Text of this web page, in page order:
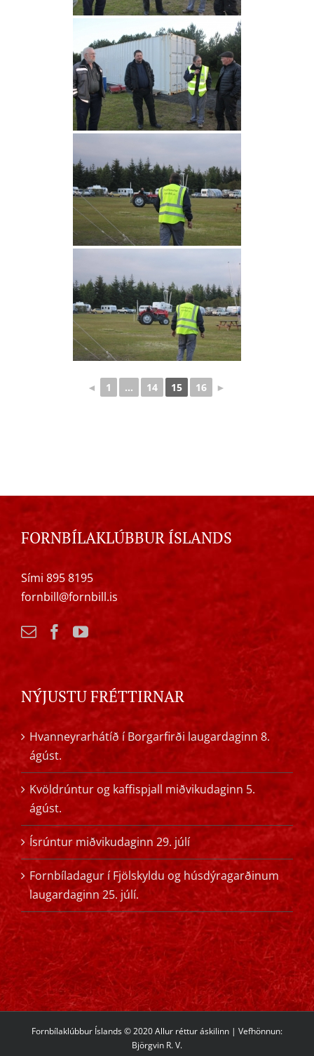
◄ 1 ... 14 15 16 ►
FORNBÍLAKLÚBBUR ÍSLANDS
Sími 895 8195
fornbill@fornbill.is
NÝJUSTU FRÉTTIRNAR
Hvanneyrarhátíð í Borgarfirði laugardaginn 8.
ágúst.
Kvöldrúntur og kaffispjall miðvikudaginn 5.
ágúst.
Ísrúntur miðvikudaginn 29. júlí
Fornbíladagur í Fjölskyldu og húsdýragarðinum
laugardaginn 25. júlí.
Fornbílaklúbbur Íslands © 2020 Allur réttur áskilinn | Vefhönnun:
Björgvin R. V.